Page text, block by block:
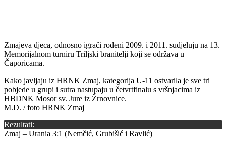
Zmajeva djeca, odnosno igrači rođeni 2009. i 2011. sudjeluju na 13.
Memorijalnom turniru Triljski branitelji koji se održava u
Čaporicama.
Kako javljaju iz HRNK Zmaj, kategorija U-11 ostvarila je sve tri
pobjede u grupi i sutra nastupaju u četvrtfinalu s vršnjacima iz
HBDNK Mosor sv. Jure iz Žrnovnice.
M.D. / foto HRNK Zmaj
Rezultati:
Zmaj – Urania 3:1 (Nemčić, Grubišić i Ravlić)